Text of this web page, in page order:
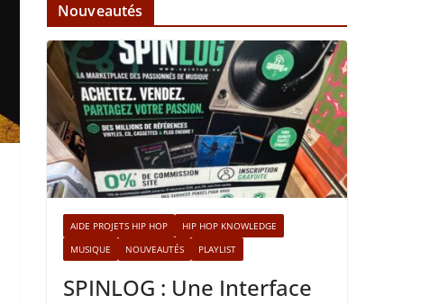
Nouveautés
AIDE PROJETS HIP HOP
HIP HOP KNOWLEDGE
MUSIQUE
NOUVEAUTÉS PLAYLIST
SPINLOG : Une Interface